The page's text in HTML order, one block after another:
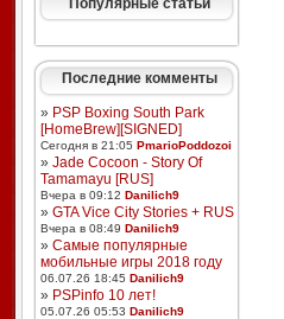
Популярные статьи
Последние комменты
» PSP Boxing South Park
[HomeBrew][SIGNED]
Сегодня в 21:05 PmarioPoddozoi
» Jade Cocoon - Story Of
Tamamayu [RUS]
Вчера в 09:12 Danilich9
» GTA Vice City Stories + RUS
Вчера в 08:49 Danilich9
» Самые популярные
мобильные игры 2018 году
06.07.26 18:45 Danilich9
» PSPinfo 10 лет!
05.07.26 05:53 Danilich9